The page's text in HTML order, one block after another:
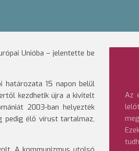
Unióba – jelentette be
határozata 15 napon belül
kezdhetik újra a kivitelt
2003-ban helyezték
pedig élő vírust tartalmaz,
Az